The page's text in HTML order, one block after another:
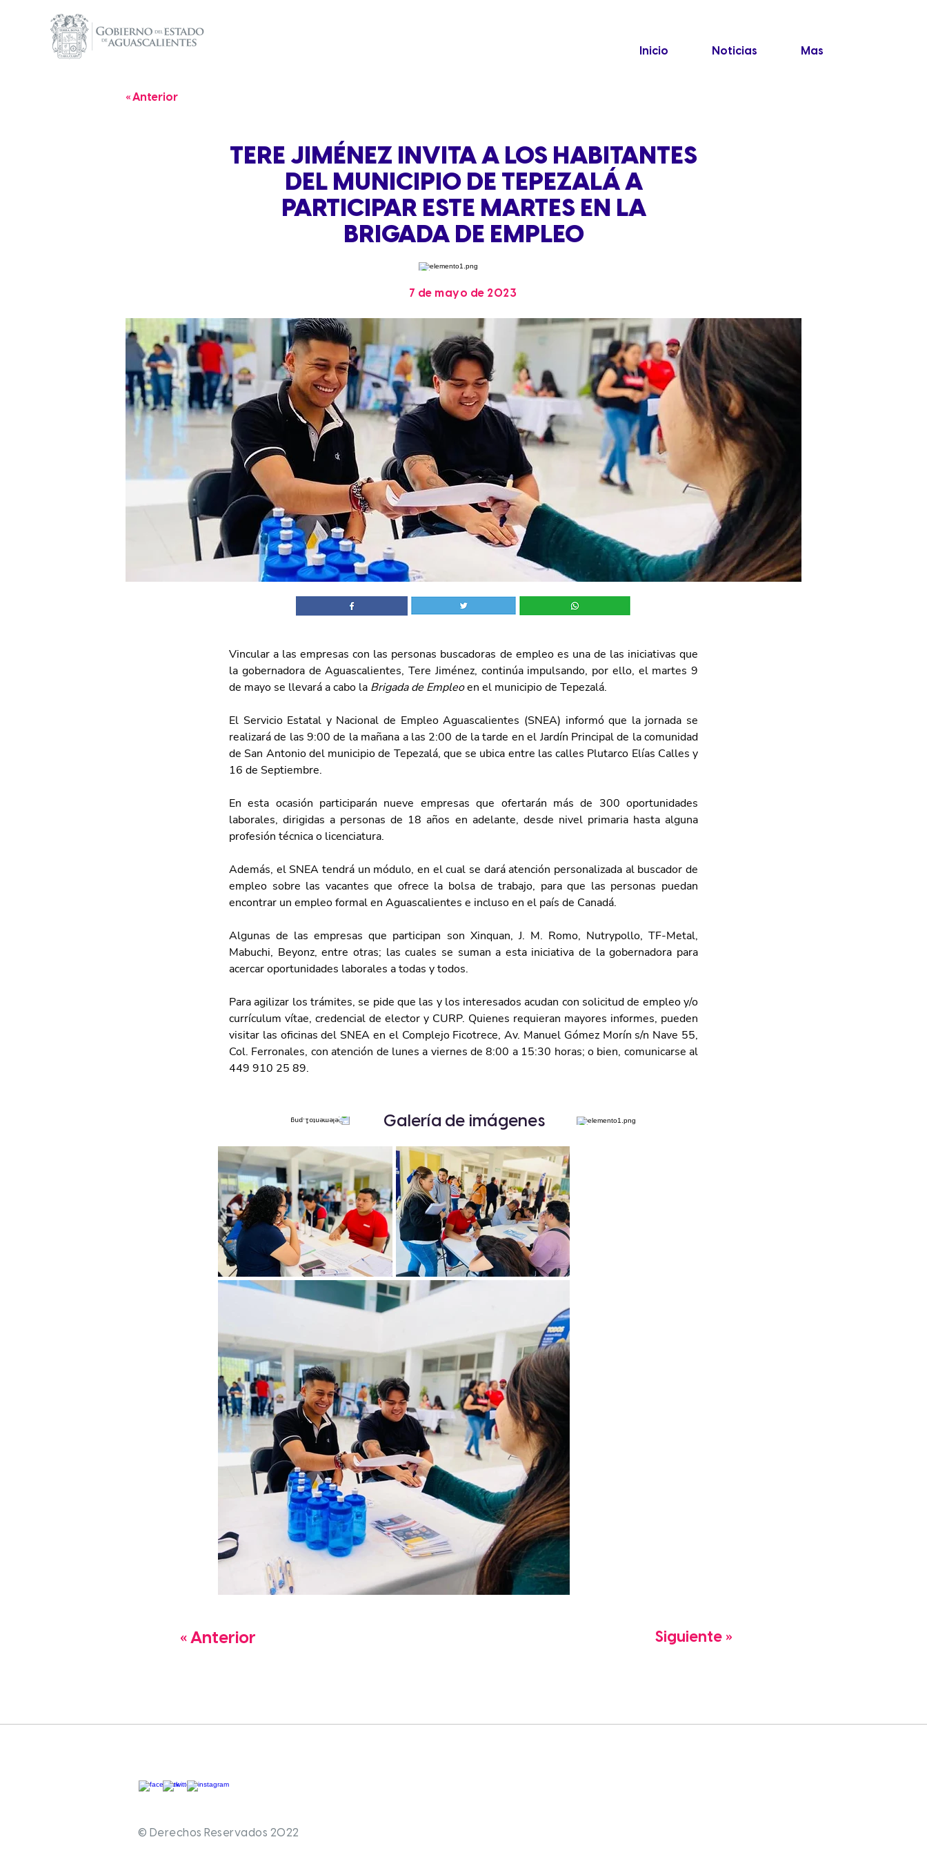
Inicio Noticias Mas
« Anterior
TERE JIMÉNEZ INVITA A LOS HABITANTES
DEL MUNICIPIO DE TEPEZALÁ A
PARTICIPAR ESTE MARTES EN LA
BRIGADA DE EMPLEO
7 de mayo de 2023
Vincular a las empresas con las personas buscadoras de empleo es una de las iniciativas que
la gobernadora de Aguascalientes, Tere Jiménez, continúa impulsando, por ello, el martes 9
de mayo se llevará a cabo la Brigada de Empleo en el municipio de Tepezalá.
El Servicio Estatal y Nacional de Empleo Aguascalientes (SNEA) informó que la jornada se
realizará de las 9:00 de la mañana a las 2:00 de la tarde en el Jardín Principal de la comunidad
de San Antonio del municipio de Tepezalá, que se ubica entre las calles Plutarco Elías Calles y
16 de Septiembre.
En esta ocasión participarán nueve empresas que ofertarán más de 300 oportunidades
laborales, dirigidas a personas de 18 años en adelante, desde nivel primaria hasta alguna
profesión técnica o licenciatura.
Además, el SNEA tendrá un módulo, en el cual se dará atención personalizada al buscador de
empleo sobre las vacantes que ofrece la bolsa de trabajo, para que las personas puedan
encontrar un empleo formal en Aguascalientes e incluso en el país de Canadá.
Algunas de las empresas que participan son Xinquan, J. M. Romo, Nutrypollo, TF-Metal,
Mabuchi, Beyonz, entre otras; las cuales se suman a esta iniciativa de la gobernadora para
acercar oportunidades laborales a todas y todos.
Para agilizar los trámites, se pide que las y los interesados acudan con solicitud de empleo y/o
currículum vítae, credencial de elector y CURP. Quienes requieran mayores informes, pueden
visitar las oficinas del SNEA en el Complejo Ficotrece, Av. Manuel Gómez Morín s/n Nave 55,
Col. Ferronales, con atención de lunes a viernes de 8:00 a 15:30 horas; o bien, comunicarse al
449 910 25 89.
Galería de imágenes
« Anterior Siguiente »
© Derechos Reservados 2022